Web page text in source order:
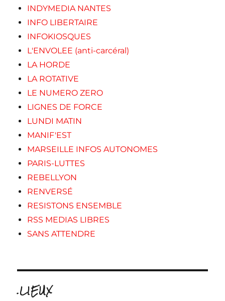
INDYMEDIA NANTES
INFO LIBERTAIRE
INFOKIOSQUES
L'ENVOLEE (anti-carcéral)
LA HORDE
LA ROTATIVE
LE NUMERO ZERO
LIGNES DE FORCE
LUNDI MATIN
MANIF'EST
MARSEILLE INFOS AUTONOMES
PARIS-LUTTES
REBELLYON
RENVERSÉ
RESISTONS ENSEMBLE
RSS MEDIAS LIBRES
SANS ATTENDRE
.LIEUX